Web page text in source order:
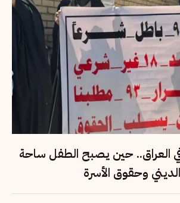
العراق.. حين يصبح الطفل ساحة
وحقوق الأسرة